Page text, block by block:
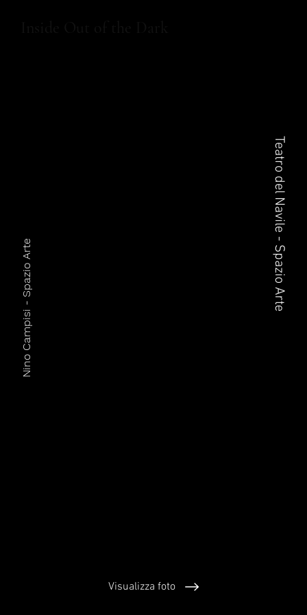
Visualizza foto
Nino Campisi - Spazio Arte Teatro del Navile - Spazio Arte